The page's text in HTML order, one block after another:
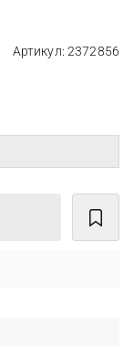
Артикул: 2372856